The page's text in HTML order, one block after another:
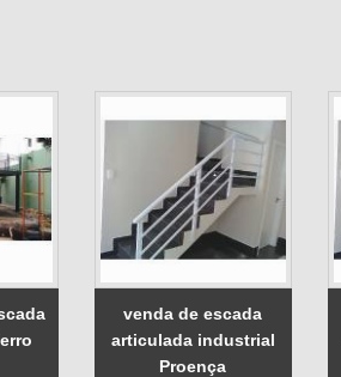
venda de escada
articulada industrial
Proença